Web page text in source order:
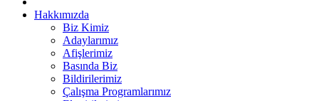
Hakkımızda
Biz Kimiz
Adaylarımız
Afişlerimiz
Basında Biz
Bildirilerimiz
Çalışma Programlarımız